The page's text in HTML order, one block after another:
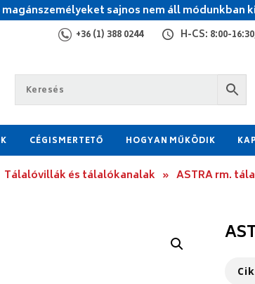
sajnos nem áll módunkban
+36 (1) 388 0244 H-CS: 8:00-
CÉGISMERTETŐ HOGYAN MŰKÖDIK
Tálalóvillák és tálalókanalak » ASTRA rm.